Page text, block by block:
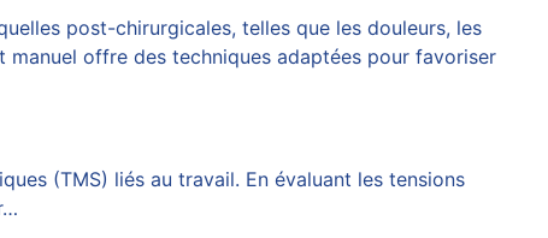
post-chirurgicales, telles que les douleurs, les
manuel offre des techniques adaptées pour favoriser
(TMS) liés au travail. En évaluant les tensions